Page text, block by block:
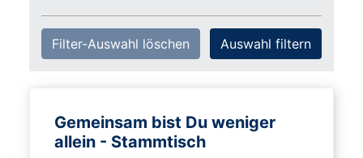
Filter-Auswahl löschen
Gemeinsam bist Du weniger
allein - Stammtisch